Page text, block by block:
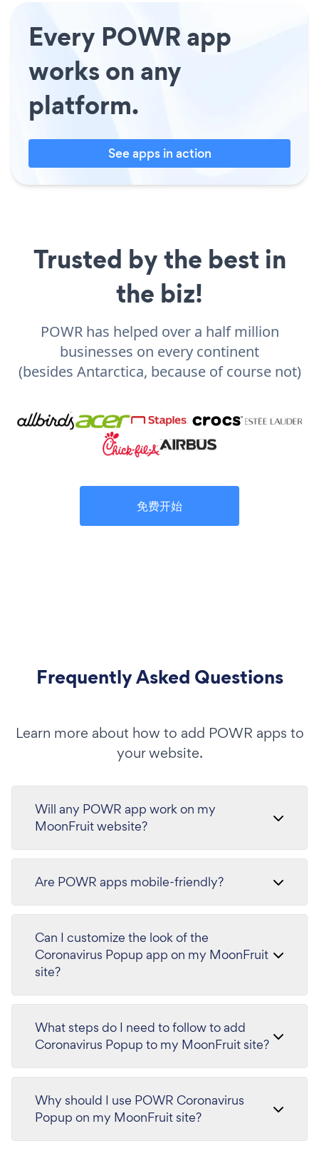
Every POWR app
works on any
platform.
See apps in action
Trusted by the best in
the biz!
POWR has helped over a half million
businesses on every continent
(besides Antarctica, because of course not)
免费开始
Frequently Asked Questions
Learn more about how to add POWR apps to
your website.
Will any POWR app work on my
MoonFruit website?
Are POWR apps mobile-friendly?
Can I customize the look of the
Coronavirus Popup app on my MoonFruit
site?
What steps do I need to follow to add
Coronavirus Popup to my MoonFruit site?
Why should I use POWR Coronavirus
Popup on my MoonFruit site?